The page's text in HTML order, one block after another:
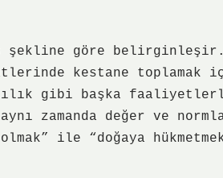
şekline göre belirginleşir.
kestane toplamak
gibi başka
zamanda değer ve
ile “doğaya